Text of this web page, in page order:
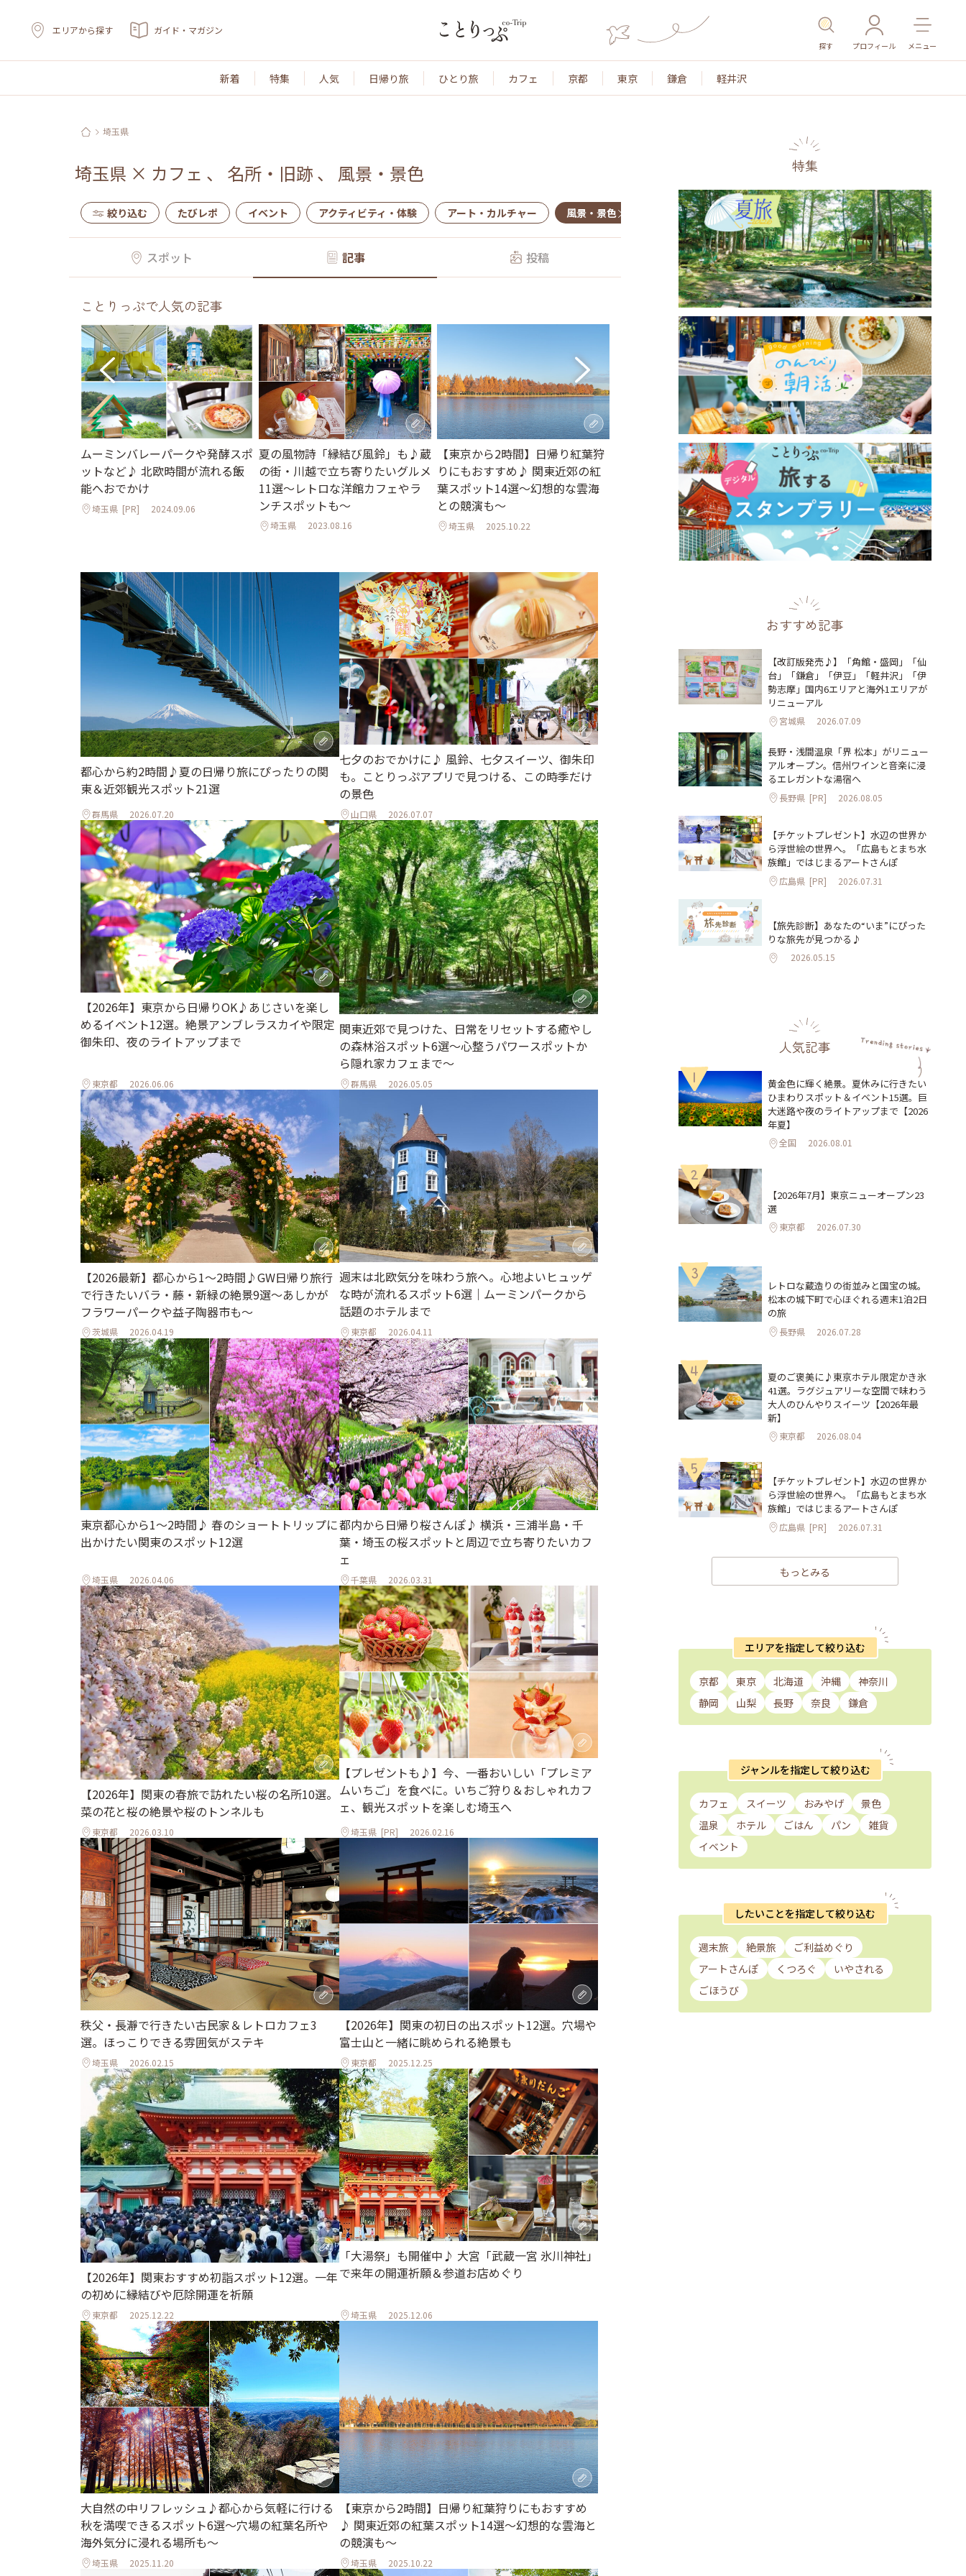
エリアから探す ガイド・マガジン
探す プロフィール メニュー
新着 特集 人気 日帰り旅 ひとり旅 カフェ 京都 東京 鎌倉 軽井沢
埼玉県
埼玉県 × カフェ 、 名所・旧跡 、 風景・景色
絞り込む たびレポ イベント アクティビティ・体験 アート・カルチャー 風景・景色 名所・旧跡 温泉・スパ その他施設 ごはん
スポット 記事 投稿
ことりっぷで人気の記事
ムーミンバレーパークや発酵スポ
ットなど♪ 北欧時間が流れる飯
能へおでかけ
埼玉県 [PR] 2024.09.06
夏の風物詩「縁結び風鈴」も♪蔵
の街・川越で立ち寄りたいグルメ
11選～レトロな洋館カフェやラ
ンチスポットも～
埼玉県 2023.08.16
【東京から2時間】日帰り紅葉狩
りにもおすすめ♪ 関東近郊の紅
葉スポット14選～幻想的な雲海
との競演も～
埼玉県 2025.10.22
レトロな蔵のまち・川越にある縁
結びのパワースポット「川越氷川
2022.08.15
都心から約2時間♪夏の日帰り旅にぴったりの関
東＆近郊観光スポット21選
群馬県 2026.07.20
七夕のおでかけに♪ 風鈴、七夕スイーツ、御朱印
も。ことりっぷアプリで見つける、この時季だけ
の景色
山口県 2026.07.07
【2026年】東京から日帰りOK♪あじさいを楽し
めるイベント12選。絶景アンブレラスカイや限定
御朱印、夜のライトアップまで
東京都 2026.06.06
関東近郊で見つけた、日常をリセットする癒やし
の森林浴スポット6選～心整うパワースポットか
ら隠れ家カフェまで～
群馬県 2026.05.05
【2026最新】都心から1～2時間♪GW日帰り旅行
で行きたいバラ・藤・新緑の絶景9選～あしかが
フラワーパークや益子陶器市も～
茨城県 2026.04.19
週末は北欧気分を味わう旅へ。心地よいヒュッゲ
な時が流れるスポット6選｜ムーミンパークから
話題のホテルまで
東京都 2026.04.11
東京都心から1〜2時間♪ 春のショートトリップに
出かけたい関東のスポット12選
埼玉県 2026.04.06
都内から日帰り桜さんぽ♪ 横浜・三浦半島・千
葉・埼玉の桜スポットと周辺で立ち寄りたいカフ
ェ
千葉県 2026.03.31
【2026年】関東の春旅で訪れたい桜の名所10選。
菜の花と桜の絶景や桜のトンネルも
東京都 2026.03.10
【プレゼントも♪】今、一番おいしい「プレミア
ムいちご」を食べに。いちご狩り＆おしゃれカフ
ェ、観光スポットを楽しむ埼玉へ
埼玉県 [PR] 2026.02.16
秩父・長瀞で行きたい古民家＆レトロカフェ3
選。ほっこりできる雰囲気がステキ
埼玉県 2026.02.15
【2026年】関東の初日の出スポット12選。穴場や
富士山と一緒に眺められる絶景も
東京都 2025.12.25
【2026年】関東おすすめ初詣スポット12選。一年
の初めに縁結びや厄除開運を祈願
東京都 2025.12.22
「大湯祭」も開催中♪ 大宮「武蔵一宮 氷川神社」
で来年の開運祈願＆参道お店めぐり
埼玉県 2025.12.06
大自然の中リフレッシュ♪都心から気軽に行ける
秋を満喫できるスポット6選～穴場の紅葉名所や
海外気分に浸れる場所も～
埼玉県 2025.11.20
【東京から2時間】日帰り紅葉狩りにもおすすめ
♪ 関東近郊の紅葉スポット14選～幻想的な雲海と
の競演も～
埼玉県 2025.10.22
特集
おすすめ記事
【改訂版発売♪】「角館・盛岡」「仙
台」「鎌倉」「伊豆」「軽井沢」「伊
勢志摩」国内6エリアと海外1エリアが
リニューアル
宮城県 2026.07.09
長野・浅間温泉「界 松本」がリニュー
アルオープン。信州ワインと音楽に浸
るエレガントな湯宿へ
長野県 [PR] 2026.08.05
【チケットプレゼント】水辺の世界か
ら浮世絵の世界へ。「広島もとまち水
族館」ではじまるアートさんぽ
広島県 [PR] 2026.07.31
【旅先診断】あなたの“いま”にぴった
りな旅先が見つかる♪
2026.05.15
人気記事
1
黄金色に輝く絶景。夏休みに行きたい
ひまわりスポット＆イベント15選。巨
大迷路や夜のライトアップまで【2026
年夏】
全国 2026.08.01
2
【2026年7月】東京ニューオープン23
選
東京都 2026.07.30
3
レトロな蔵造りの街並みと国宝の城。
松本の城下町で心ほぐれる週末1泊2日
の旅
長野県 2026.07.28
4
夏のご褒美に♪東京ホテル限定かき氷
41選。ラグジュアリーな空間で味わう
大人のひんやりスイーツ【2026年最
新】
東京都 2026.08.04
5
【チケットプレゼント】水辺の世界か
ら浮世絵の世界へ。「広島もとまち水
族館」ではじまるアートさんぽ
広島県 [PR] 2026.07.31
もっとみる
エリアを指定して絞り込む
京都 東京 北海道 沖縄
神奈川
静岡
山梨 長野 奈良 鎌倉
ジャンルを指定して絞り込む
カフェ スイーツ おみやげ
景色
温泉
ホテル ごはん パン
雑貨
イベント
したいことを指定して絞り込む
週末旅 絶景旅
ご利益めぐり
アートさんぽ
くつろぐ
いやされる
ごほうび